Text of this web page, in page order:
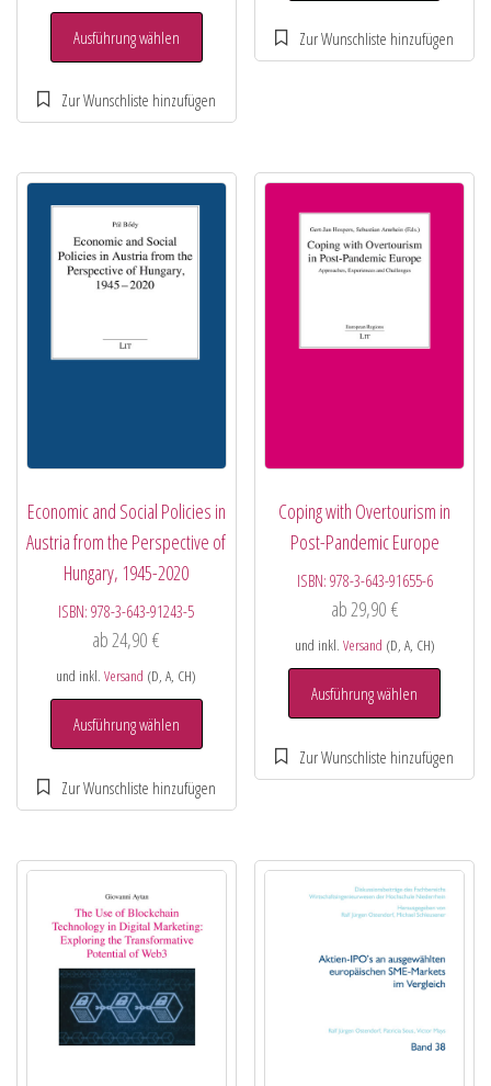
Ausführung wählen
Economic and Social Policies in
Austria from the Perspective of
Hungary, 1945-2020
ISBN:978-3-643-91243-5
ab24,90€
und inkl.Versand (D, A, CH)
Ausführung wählen
Coping with Overtourism in
Post-Pandemic Europe
ISBN: 978-3-643-91655-6
ab29,90 €
und inkl. Versand (D, A, CH)
Ausführung wählen